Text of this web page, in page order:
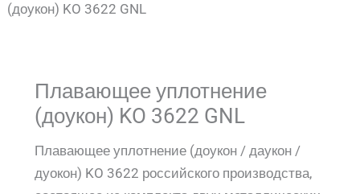
(доукон) KO 3622 GNL
Плавающее уплотнение
(доукон) KO 3622 GNL
Плавающее уплотнение (доукон / даукон /
дуокон) KO 3622 российского производства,